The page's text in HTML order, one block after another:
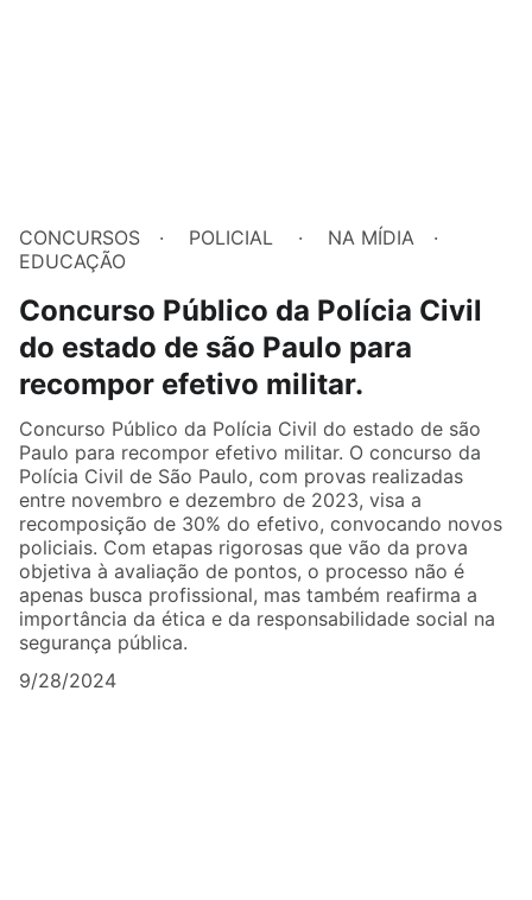
CONCURSOS POLICIAL
NA MÍDIA
EDUCAÇÃO
Concurso Público da Polícia Civil
do estado de são Paulo para
recompor efetivo militar.
Concurso Público da Polícia Civil do estado de são
Paulo para recompor efetivo militar. O concurso da
Polícia Civil de São Paulo, com provas realizadas
entre novembro e dezembro de 2023, visa a
recomposição de 30% do efetivo, convocando novos
policiais. Com etapas rigorosas que vão da prova
objetiva à avaliação de pontos, o processo não é
apenas busca profissional, mas também reafirma a
importância da ética e da responsabilidade social na
segurança pública.
9/28/2024